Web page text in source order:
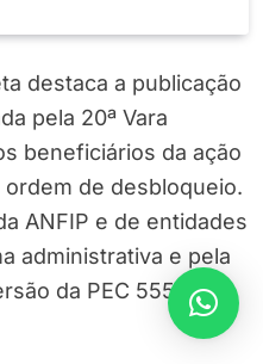
destaca a publicação
pela 20ª Vara
beneficiários da ação
ordem de desbloqueio.
ANFIP e de entidades
administrativa e pela
da PEC 555/06.